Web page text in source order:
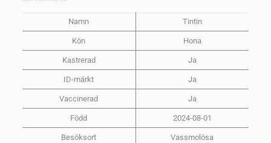
Namn Tintin
Kön Hona
Kastrerad Ja
ID-märkt Ja
Vaccinerad Ja
Född 2024-08-01
Besöksort Vassmolösa